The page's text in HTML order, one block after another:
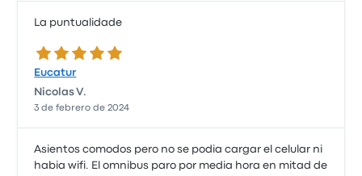
La puntualidade
5.0 de 5 estrellas
Eucatur
Nicolas V.
3 de febrero de 2024
Asientos comodos pero no se podia cargar el celular ni
habia wifi. El omnibus paro por media hora en mitad de